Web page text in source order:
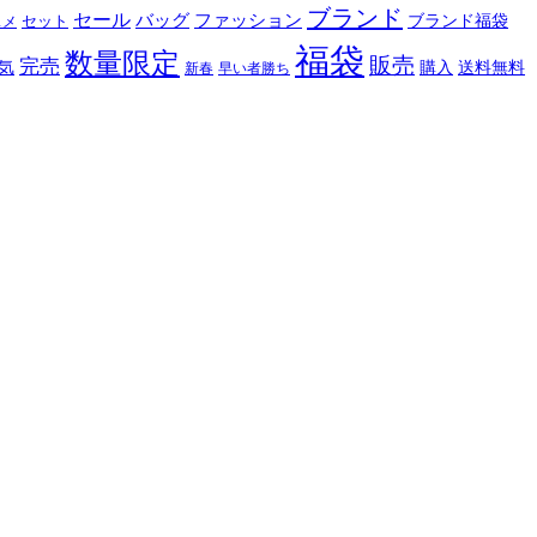
セット セール バッグ ファッション ブランド ブランド福袋
完売 数量限定 新春 早い者勝ち 福袋 販売 購入 送料無料